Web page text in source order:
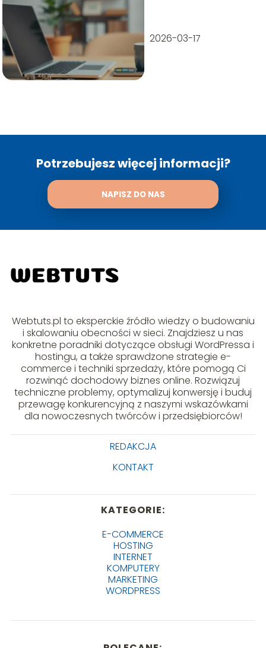
2026-03-17
Potrzebujesz więcej informacji?
NAPISZ DO NAS
Webtuts.pl to eksperckie źródło wiedzy o budowaniu
i skalowaniu obecności w sieci. Znajdziesz u nas
konkretne poradniki dotyczące obsługi WordPressa i
hostingu, a także sprawdzone strategie e-
commerce i techniki sprzedaży, które pomogą Ci
rozwinąć dochodowy biznes online. Rozwiązuj
techniczne problemy, optymalizuj konwersję i buduj
przewagę konkurencyjną z naszymi wskazówkami
dla nowoczesnych twórców i przedsiębiorców!
REDAKCJA
KONTAKT
KATEGORIE:
E-COMMERCE
HOSTING
INTERNET
KOMPUTERY
MARKETING
WORDPRESS